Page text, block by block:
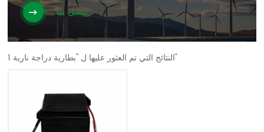
اتصل بنا
1 النتائج التي تم العثور عليها ل "بطارية دراجة نارية"